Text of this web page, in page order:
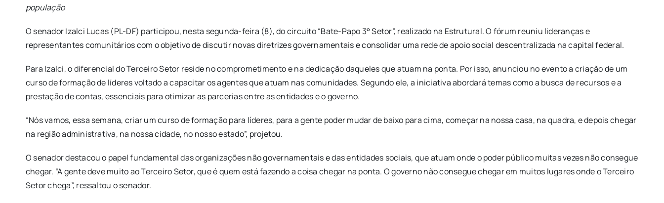
população
O senador Izalci Lucas (PL-DF) participou, nesta segunda-feira (8), do circuito “Bate-Papo 3° Setor”, realizado na Estrutural. O fórum reuniu lideranças e
representantes comunitários com o objetivo de discutir novas diretrizes governamentais e consolidar uma rede de apoio social descentralizada na capital federal.
Para Izalci, o diferencial do Terceiro Setor reside no comprometimento e na dedicação daqueles que atuam na ponta. Por isso, anunciou no evento a criação de um
curso de formação de líderes voltado a capacitar os agentes que atuam nas comunidades. Segundo ele, a iniciativa abordará temas como a busca de recursos e a
prestação de contas, essenciais para otimizar as parcerias entre as entidades e o governo.
“Nós vamos, essa semana, criar um curso de formação para líderes, para a gente poder mudar de baixo para cima, começar na nossa casa, na quadra, e depois chegar
na região administrativa, na nossa cidade, no nosso estado”, projetou.
O senador destacou o papel fundamental das organizações não governamentais e das entidades sociais, que atuam onde o poder público muitas vezes não consegue
chegar. “A gente deve muito ao Terceiro Setor, que é quem está fazendo a coisa chegar na ponta. O governo não consegue chegar em muitos lugares onde o Terceiro
Setor chega”, ressaltou o senador.